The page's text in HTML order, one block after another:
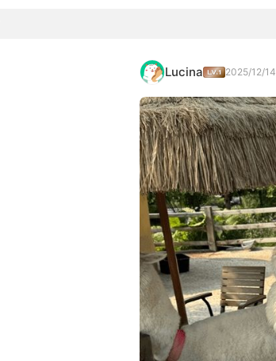
Lucina 2025/12/14